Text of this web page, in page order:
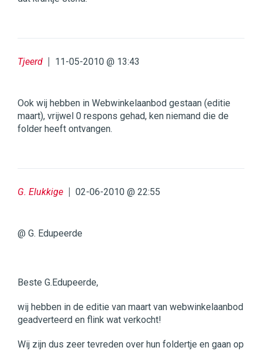
Tjeerd 11-05-2010 @ 13:43
Ook wij hebben in Webwinkelaanbod gestaan (editie
maart), vrijwel 0 respons gehad, ken niemand die de
folder heeft ontvangen.
G. Elukkige 02-06-2010 @ 22:55
@ G. Edupeerde
Beste G.Edupeerde,
wij hebben in de editie van maart van webwinkelaanbod
geadverteerd en flink wat verkocht!
Wij zijn dus zeer tevreden over hun foldertje en gaan op